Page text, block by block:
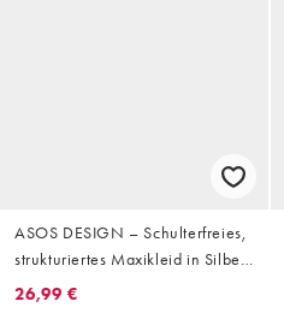
ASOS DESIGN – Schulterfreies,
strukturiertes Maxikleid in Silber
mit Nahtdetail
26,99 €